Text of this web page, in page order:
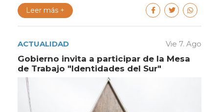
Leer más +
ACTUALIDAD Vie 7. Ago
Gobierno invita a participar de la Mesa
de Trabajo "Identidades del Sur"